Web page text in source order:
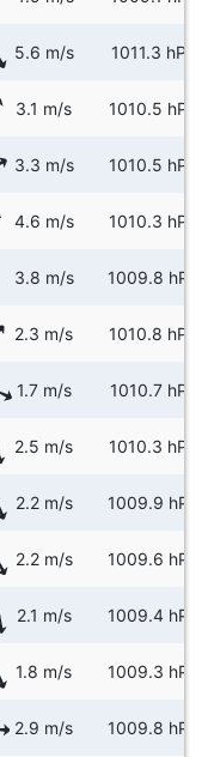
5.6 m/s 1011.3 hPa
3.1 m/s 1010.5 hPa
3.3 m/s 1010.5 hPa
4.6 m/s 1010.3 hPa
3.8 m/s 1009.8 hPa
2.3 m/s 1010.8 hPa
1.7 m/s 1010.7 hPa
2.5 m/s 1010.3 hPa
2.2 m/s 1009.9 hPa
2.2 m/s 1009.6 hPa
2.1 m/s 1009.4 hPa
1.8 m/s 1009.3 hPa
2.9 m/s 1009.8 hPa